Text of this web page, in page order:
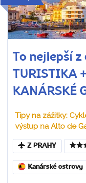
To nejlepší z
TURISTIKA
KANÁRSKÉ
Tipy na zážitky:
výstup na Alto de
Z PRAHY
Kanárské ostrovy